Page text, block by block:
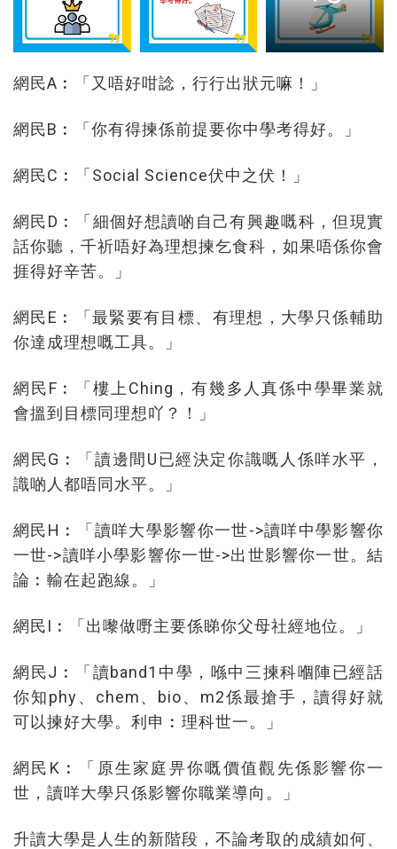
網民A︰「又唔好咁諗，行行出狀元嘛！」
網民B︰「你有得揀係前提要你中學考得好。」
網民C︰「Social Science伏中之伏！」
網民D︰「細個好想讀啲自己有興趣嘅科，但現實
話你聽，千祈唔好為理想揀乞食科，如果唔係你會
捱得好辛苦。」
網民E︰「最緊要有目標、有理想，大學只係輔助
你達成理想嘅工具。」
網民F︰「樓上Ching，有幾多人真係中學畢業就
會搵到目標同理想吖？！」
網民G︰「讀邊間U已經決定你識嘅人係咩水平，
識啲人都唔同水平。」
網民H︰「讀咩大學影響你一世->讀咩中學影響你
一世->讀咩小學影響你一世->出世影響你一世。結
論︰輸在起跑線。」
網民I︰「出嚟做嘢主要係睇你父母社經地位。」
網民J︰「讀band1中學，喺中三揀科嗰陣已經話
你知phy、chem、bio、m2係最搶手，讀得好就
可以揀好大學。利申︰理科世一。」
網民K︰「原生家庭畀你嘅價值觀先係影響你一
世，讀咩大學只係影響你職業導向。」
升讀大學是人生的新階段，不論考取的成績如何、